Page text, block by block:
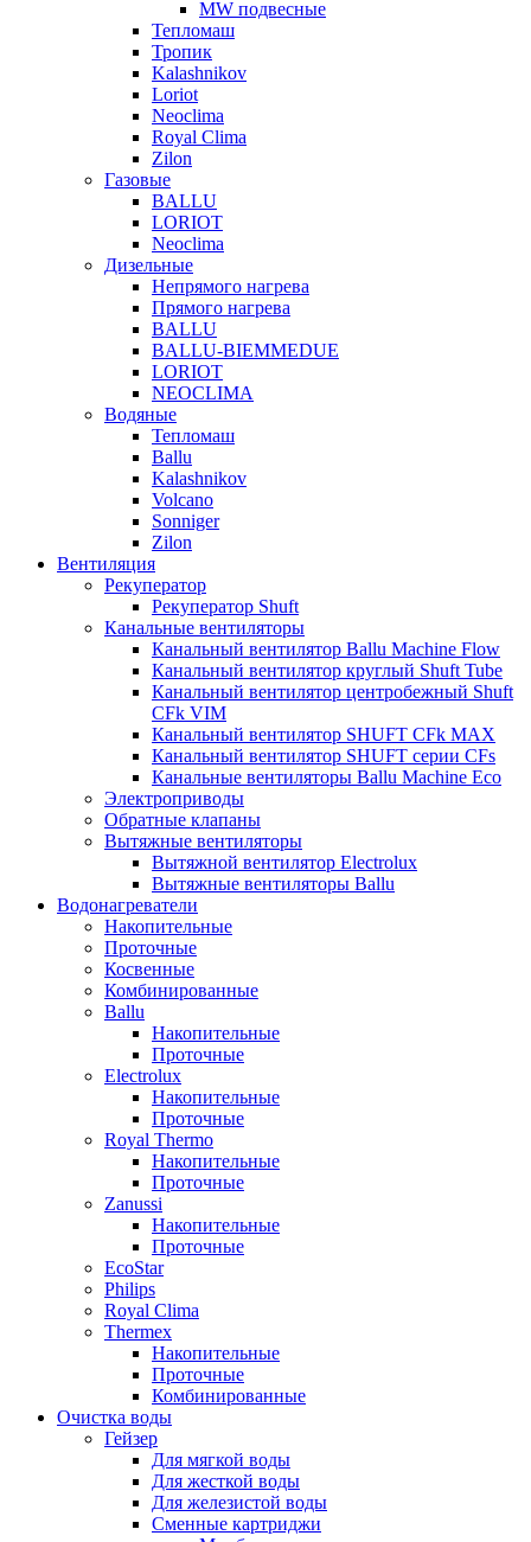
MW подвесные
Тепломаш
Тропик
Kalashnikov
Loriot
Neoclima
Royal Clima
Zilon
Газовые
BALLU
LORIOT
Neoclima
Дизельные
Непрямого нагрева
Прямого нагрева
BALLU
BALLU-BIEMMEDUE
LORIOT
NEOCLIMA
Водяные
Тепломаш
Ballu
Kalashnikov
Volcano
Sonniger
Zilon
Вентиляция
Рекуператор
Рекуператор Shuft
Канальные вентиляторы
Канальный вентилятор Ballu Machine Flow
Канальный вентилятор круглый Shuft Tube
Канальный вентилятор центробежный Shuft
CFk VIM
Канальный вентилятор SHUFT CFk MAX
Канальный вентилятор SHUFT серии CFs
Канальные вентиляторы Ballu Machine Eco
Электроприводы
Обратные клапаны
Вытяжные вентиляторы
Вытяжной вентилятор Electrolux
Вытяжные вентиляторы Ballu
Водонагреватели
Накопительные
Проточные
Косвенные
Комбинированные
Ballu
Накопительные
Проточные
Electrolux
Накопительные
Проточные
Royal Thermo
Накопительные
Проточные
Zanussi
Накопительные
Проточные
EcoStar
Philips
Royal Clima
Thermex
Накопительные
Проточные
Комбинированные
Очистка воды
Гейзер
Для мягкой воды
Для жесткой воды
Для железистой воды
Сменные картриджи